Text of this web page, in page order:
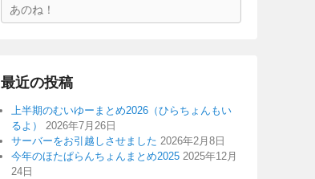
索
最近の投稿
上半期のむいゆーまとめ2026（ひらちょんもい
るよ）
2026年7月26日
サーバーをお引越しさせました 2026年2月8日
今年のほたぱらんちょんまとめ2025 2025年12月
24日